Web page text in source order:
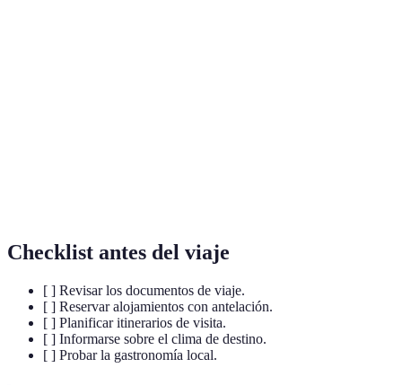
Checklist antes del viaje
[ ] Revisar los documentos de viaje.
[ ] Reservar alojamientos con antelación.
[ ] Planificar itinerarios de visita.
[ ] Informarse sobre el clima de destino.
[ ] Probar la gastronomía local.